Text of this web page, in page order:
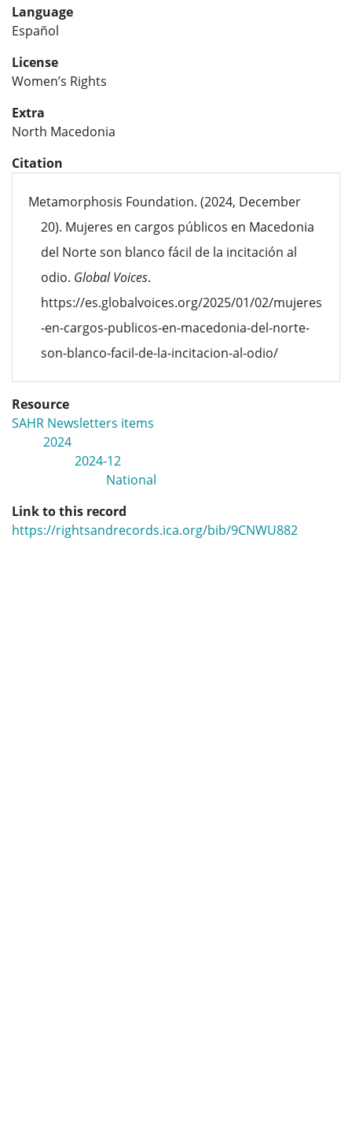
Language
Español
License
Women’s Rights
Extra
North Macedonia
Citation
Metamorphosis Foundation. (2024, December
20). Mujeres en cargos públicos en Macedonia
del Norte son blanco fácil de la incitación al
odio. Global Voices.
https://es.globalvoices.org/2025/01/02/mujeres
-en-cargos-publicos-en-macedonia-del-norte-
son-blanco-facil-de-la-incitacion-al-odio/
Resource
SAHR Newsletters items
2024
2024-12
National
Link to this record
https://rightsandrecords.ica.org/bib/9CNWU882